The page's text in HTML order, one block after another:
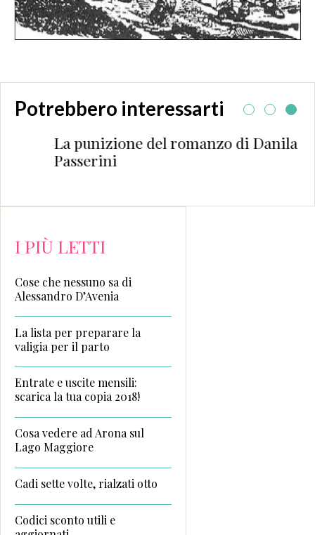
Potrebbero interessarti
La punizione del romanzo di Danila
Passerini
I PIÙ LETTI
Cose che nessuno sa di
Alessandro D’Avenia
La lista per preparare la
valigia per il parto
Entrate e uscite mensili:
scarica la tua copia 2018!
Cosa vedere ad Arona sul
Lago Maggiore
Cadi sette volte, rialzati otto
Codici sconto utili e